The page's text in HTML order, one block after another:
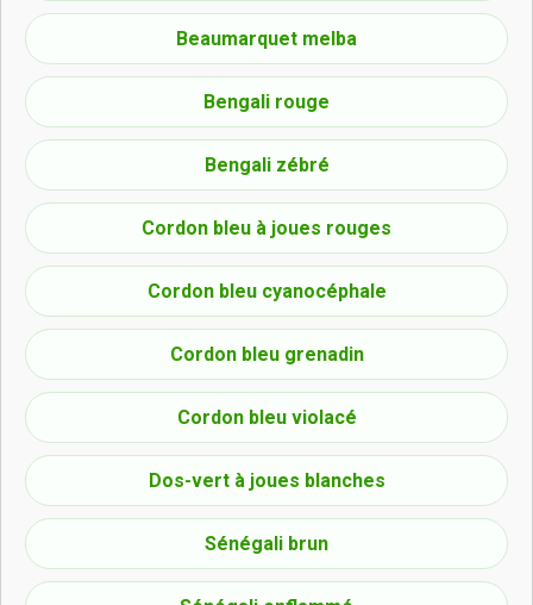
Beaumarquet melba
Bengali rouge
Bengali zébré
Cordon bleu à joues rouges
Cordon bleu cyanocéphale
Cordon bleu grenadin
Cordon bleu violacé
Dos-vert à joues blanches
Sénégali brun